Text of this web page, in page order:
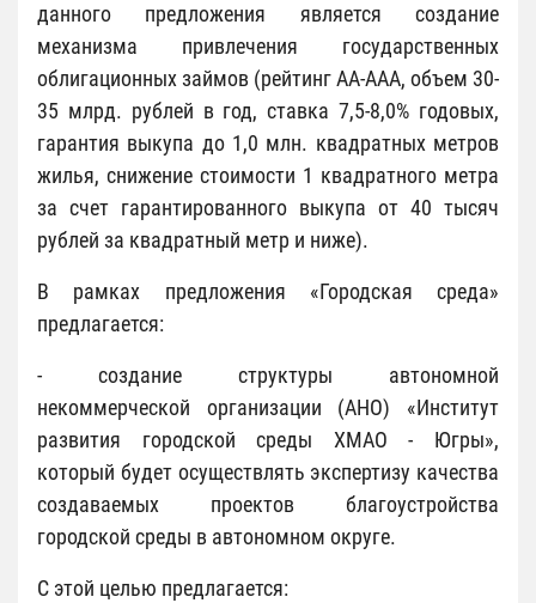
данного предложения является создание
механизма привлечения государственных
облигационных займов (рейтинг АА-ААА, объем 30-
35 млрд. рублей в год, ставка 7,5-8,0% годовых,
гарантия выкупа до 1,0 млн. квадратных метров
жилья, снижение стоимости 1 квадратного метра
за счет гарантированного выкупа от 40 тысяч
рублей за квадратный метр и ниже).
В рамках предложения «Городская среда»
предлагается:
- создание структуры автономной
некоммерческой организации (АНО) «Институт
развития городской среды ХМАО - Югры»,
который будет осуществлять экспертизу качества
создаваемых проектов благоустройства
городской среды в автономном округе.
С этой целью предлагается: